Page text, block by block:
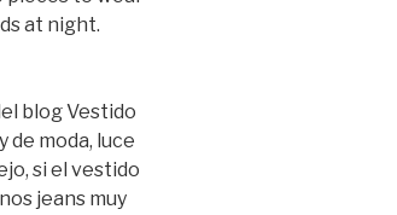
at night.
blog Vestido
de moda, luce
si el vestido
jeans muy